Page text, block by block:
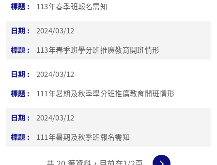
113年春季班報名需知
2024/03/12
113年春季班學分班推廣教育開班情形
2024/03/12
111年暑期及秋季學分班推廣教育開班情形
2024/03/12
111年暑期及秋季班報名需知